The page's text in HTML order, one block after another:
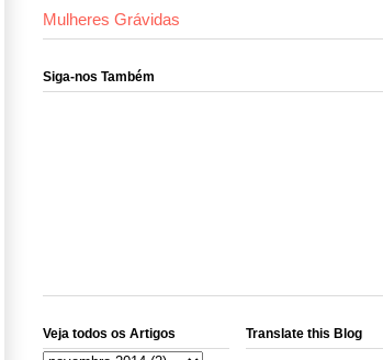
Mulheres Grávidas
Siga-nos Também
Veja todos os Artigos Translate this Blog